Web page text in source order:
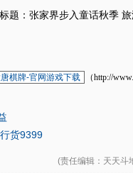
：张家界步入童话秋季 旅
棋牌-官网游戏下载 （http://
货9399
(责任编辑 ：天天